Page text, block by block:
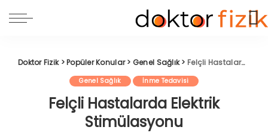
Doktor Fizik>Popüler Konular> Genel Sağlık> Felçli Hastalarda Elektrik Stimülasyonu
Genel Sağlık İnme Tedavisi
Felçli Hastalarda Elektrik
Stimülasyonu